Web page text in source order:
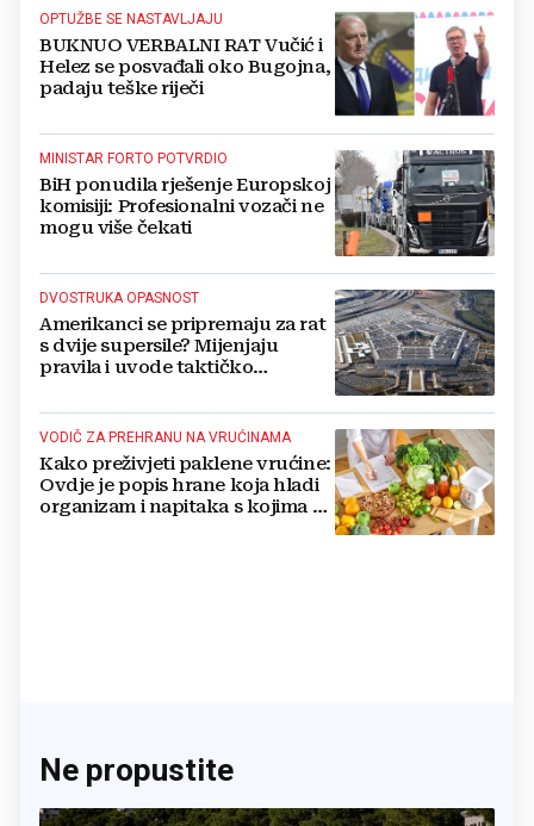
OPTUŽBE SE NASTAVLJAJU
BUKNUO VERBALNI RAT Vučić i
Helez se posvađali oko Bugojna,
padaju teške riječi
MINISTAR FORTO POTVRDIO
BiH ponudila rješenje Europskoj
komisiji: Profesionalni vozači ne
mogu više čekati
DVOSTRUKA OPASNOST
Amerikanci se pripremaju za rat
s dvije supersile? Mijenjaju
pravila i uvode taktičko
VODIČ ZA PREHRANU NA VRUĆINAMA
Kako preživjeti paklene vrućine:
Ovdje je popis hrane koja hladi
organizam i napitaka s kojima si
Ne propustite